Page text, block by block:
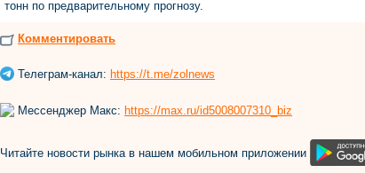
тонн по предварительному прогнозу.
Комментировать
Телеграм-канал: https://t.me/zolnews
Мессенджер Макс: https://max.ru/id5008007310_biz
Читайте новости рынка в нашем мобильном приложении